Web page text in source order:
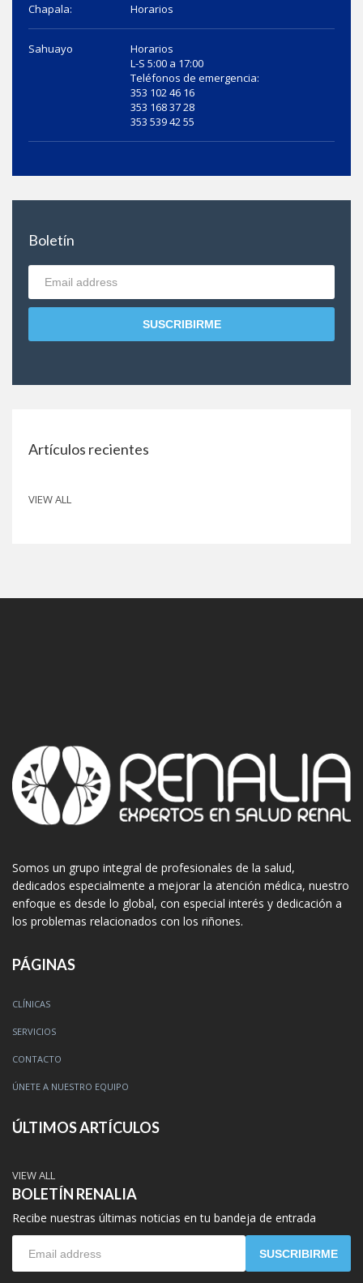
Chapala: Horarios
Sahuayo
Horarios
L-S 5:00 a 17:00
Teléfonos de emergencia:
353 102 46 16
353 168 37 28
353 539 42 55
Boletín
SUSCRIBIRME
Artículos recientes
VIEW ALL
Somos un grupo integral de profesionales de la salud,
dedicados especialmente a mejorar la atención médica, nuestro
enfoque es desde lo global, con especial interés y dedicación a
los problemas relacionados con los riñones.
PÁGINAS
CLÍNICAS
SERVICIOS
CONTACTO
ÚNETE A NUESTRO EQUIPO
ÚLTIMOS ARTÍCULOS
VIEW ALL
BOLETÍN RENALIA
Recibe nuestras últimas noticias en tu bandeja de entrada
SUSCRIBIRME